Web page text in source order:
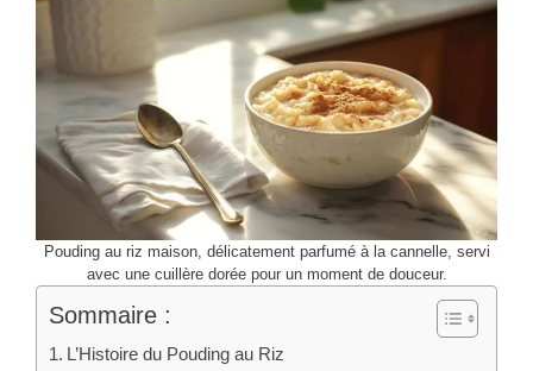
Pouding au riz maison, délicatement parfumé à la cannelle, servi
avec une cuillère dorée pour un moment de douceur.
Sommaire :
L’Histoire du Pouding au Riz